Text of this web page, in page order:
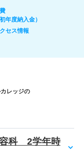
初年度納入金）
セス情報
レッジの
科 2学年時